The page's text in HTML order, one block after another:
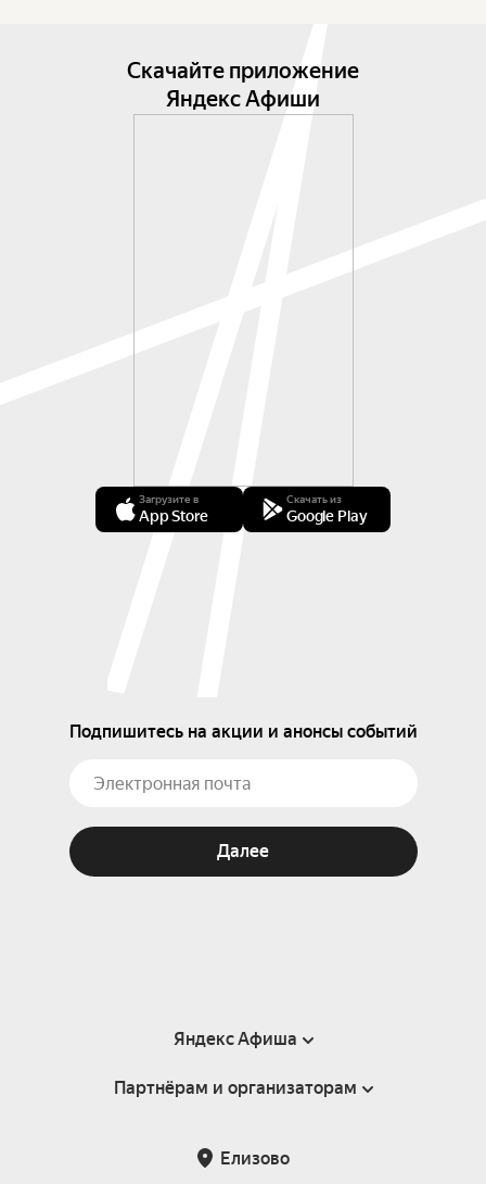
Скачайте приложение
Яндекс Афиши
Загрузите в
App Store
Скачать из
Google Play
Подпишитесь на акции и анонсы событий
Далее
Яндекс Афиша
Справка
Подарочные сертификаты
Партнёрам и организаторам
Елизово